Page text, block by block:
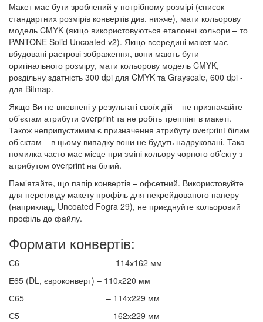
Макет має бути зроблений у потрібному розмірі (список
стандартних розмірів конвертів див. нижче), мати кольорову
модель CMYK (якщо використовуються еталонні кольори – то
PANTONE Solid Uncoated v2). Якщо всередині макет має
вбудовані растрові зображення, вони мають бути
оригінального розміру, мати кольорову модель CMYK,
роздільну здатність 300 dpi для CMYK та Grayscale, 600 dpi -
для Bitmap.
Якщо Ви не впевнені у результаті своїх дій – не призначайте
об’єктам атрибути overprint та не робіть треппінг в макеті.
Також неприпустимим є призначення атрибуту overprint білим
об’єктам – в цьому випадку вони не будуть надруковані. Така
помилка часто має місце при зміні кольору чорного об’єкту з
атрибутом overprint на білий.
Пам’ятайте, що папір конвертів – офсетний. Використовуйте
для перегляду макету профіль для некрейдованого паперу
(наприклад, Uncoated Fogra 29), не приєднуйте кольоровий
профіль до файлу.
Формати конвертів:
С6 – 114х162 мм
Е65 (DL, євроконверт) – 110х220 мм
С65 – 114х229 мм
С5 – 162х229 мм